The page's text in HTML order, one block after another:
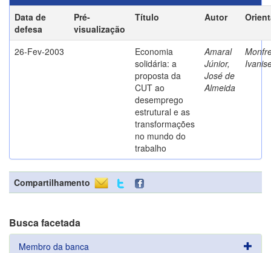
Data de
defesa
Pré-
visualização
Título Autor
26-Fev-2003
Economia
solidária: a
proposta da
CUT ao
desemprego
estrutural e as
transformações
no mundo do
trabalho
Amaral
Júnior,
José de
Almeida
Compartilhamento
Busca facetada
Membro da banca